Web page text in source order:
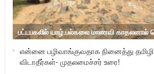
பட்டபகலில் யாழ்.பல்கலை மாணவி
என்னை பழிவாங்குவதாக நினைத்து
விடாதீர்கள்- முதலமைச்சர் உரை!